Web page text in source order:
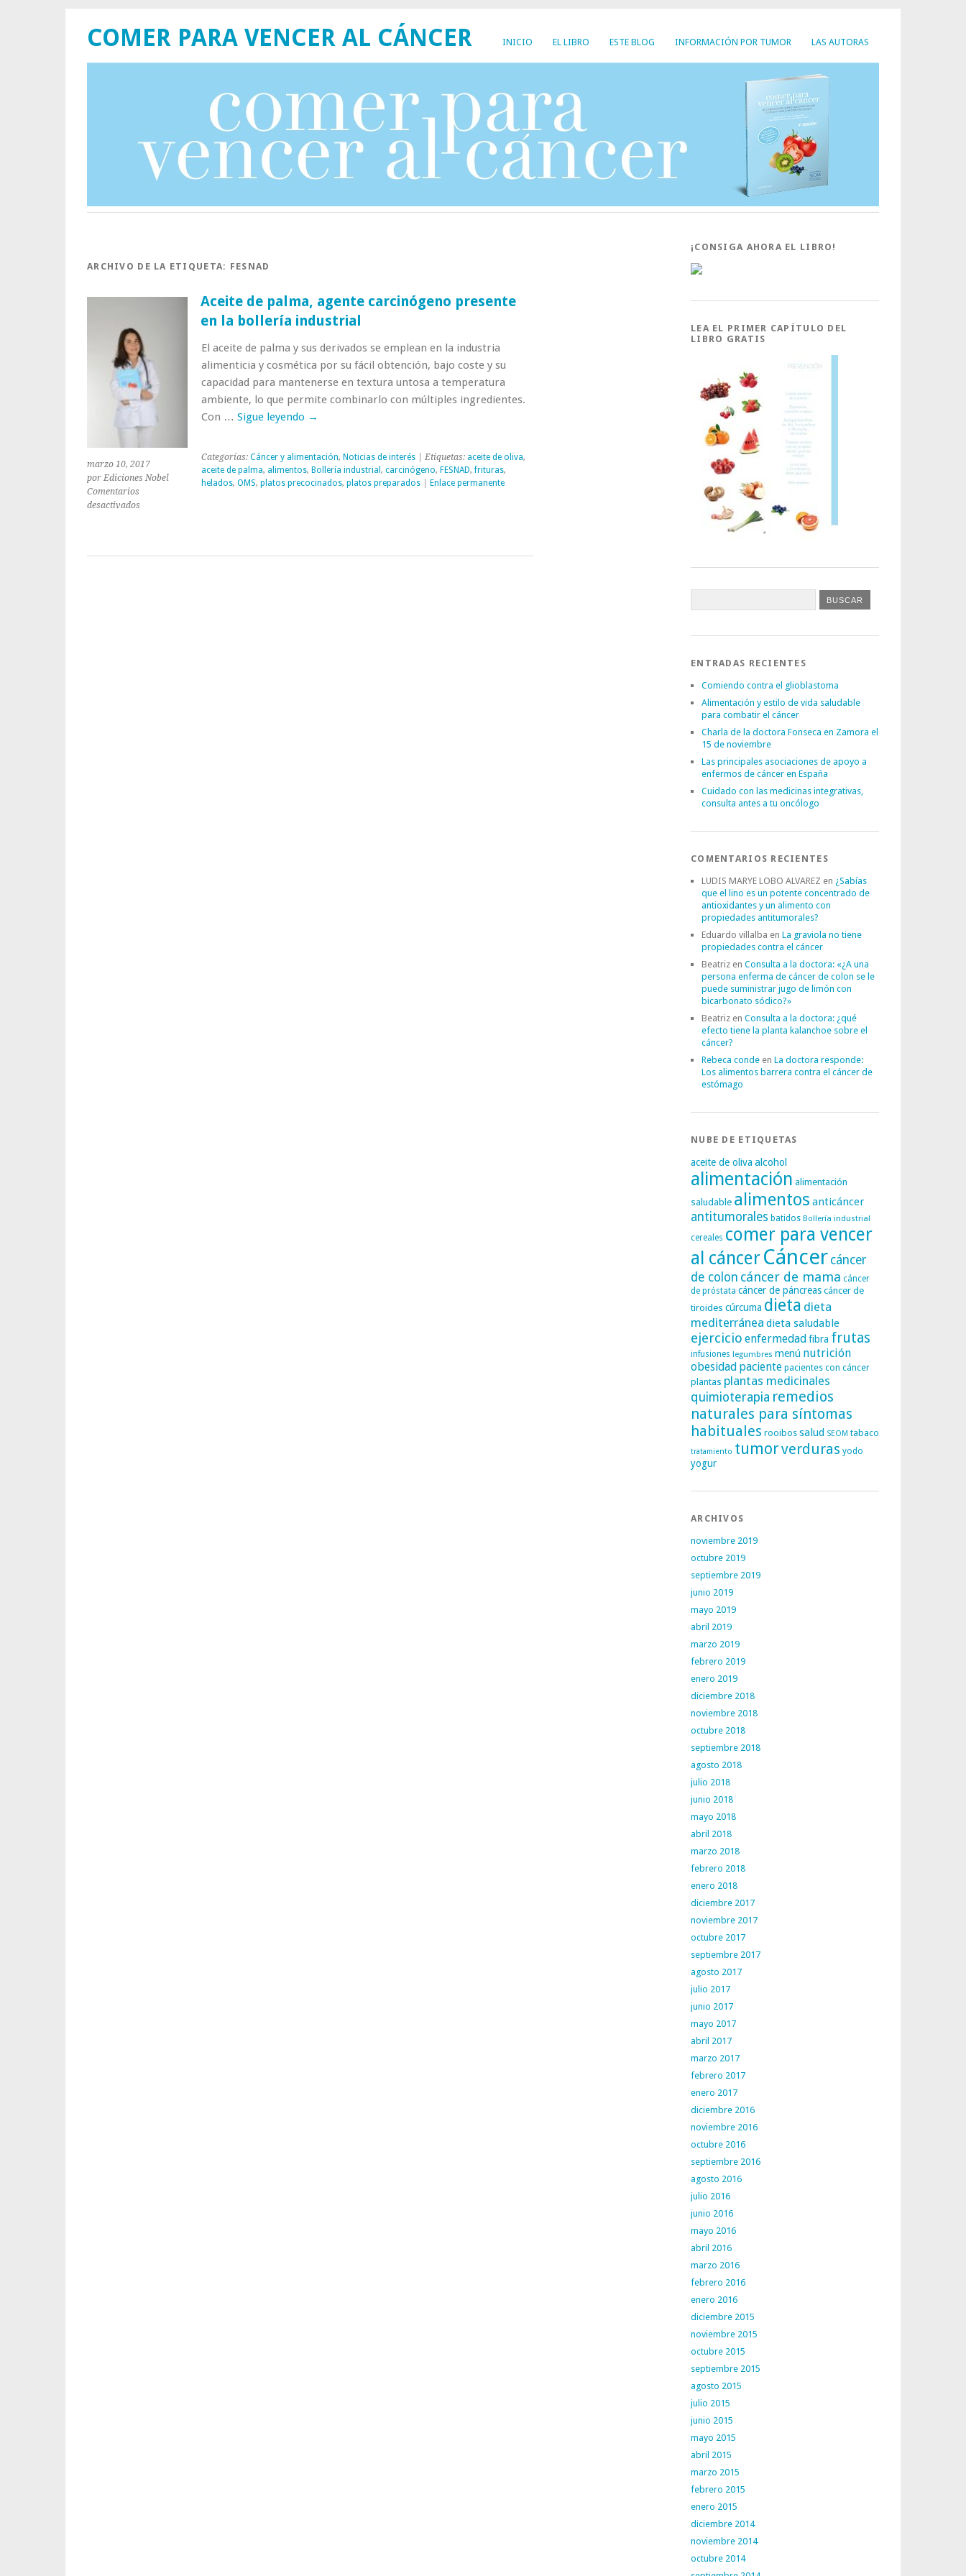
INICIO EL LIBRO ESTE BLOG INFORMACIÓN POR TUMOR LAS AUTORAS
COMER PARA VENCER AL CÁNCER
ARCHIVO DE LA ETIQUETA: FESNAD
marzo 10, 2017
por Ediciones Nobel
Comentarios
desactivadosen
agente
Aceite de palma, agente carcinógeno presente
en la bollería industrial
El aceite de palma y sus derivados se emplean en la industria
alimenticia y cosmética por su fácil obtención, bajo coste y su
capacidad para mantenerse en textura untosa a temperatura
ambiente, lo que permite combinarlo con múltiples ingredientes.
Con … Sigue leyendo →
Categorías: Cáncer y alimentación, Noticias de interés| Etiquetas: aceite de oliva,
aceite de palma, alimentos, Bollería industrial , carcinógeno, FESNAD,frituras,
helados, OMS, platos precocinados, platos preparados| Enlace permanente
¡CONSIGA AHORA EL LIBRO!
LEA EL PRIMER CAPÍTULO DEL
LIBRO GRATIS
ENTRADAS RECIENTES
Comiendo contra el glioblastoma
Alimentación y estilo de vida saludable
para combatir el cáncer
Charla de la doctora Fonseca en Zamora el
15 de noviembre
Las principales asociaciones de apoyo a
enfermos de cáncer en España
Cuidado con las medicinas integrativas,
consulta antes a tu oncólogo
COMENTARIOS RECIENTES
LUDIS MARYE LOBO ALVAREZ en ¿Sabías
que el lino es un potente concentrado de
antioxidantes y un alimento con
propiedades antitumorales?
Eduardo villalba en La graviola no tiene
propiedades contra el cáncer
Beatriz en Consulta a la doctora: «¿A una
persona enferma de cáncer de colon se le
puede suministrar jugo de limón con
bicarbonato sódico?»
Beatriz en Consulta a la doctora: ¿qué
efecto tiene la planta kalanchoe sobre el
cáncer?
Rebeca conde en La doctora responde:
Los alimentos barrera contra el cáncer de
estómago
NUBE DE ETIQUETAS
aceite de oliva alcohol
alimentación alimentación
saludable alimentos anticáncer
antitumorales batidos Bollería industrial
cereales comer para vencer
al cáncerCáncer cáncer
de colon cáncer de mama cáncer
de próstata cáncer de páncreascáncer de
tiroides cúrcuma dieta dieta
mediterránea dieta saludable
ejercicio enfermedadfibra frutas
infusiones legumbres menú nutrición
obesidad paciente pacientes con cáncer
plantas plantas medicinales
quimioterapia remedios
naturales para síntomas
habituales rooibos salud SEOM tabaco
tratamiento tumorverduras yodo
yogur
ARCHIVOS
noviembre 2019
octubre 2019
septiembre 2019
junio 2019
mayo 2019
abril 2019
marzo 2019
febrero 2019
enero 2019
diciembre 2018
noviembre 2018
octubre 2018
septiembre 2018
agosto 2018
julio 2018
junio 2018
mayo 2018
abril 2018
marzo 2018
febrero 2018
enero 2018
diciembre 2017
noviembre 2017
octubre 2017
septiembre 2017
agosto 2017
julio 2017
junio 2017
mayo 2017
abril 2017
marzo 2017
febrero 2017
enero 2017
diciembre 2016
noviembre 2016
octubre 2016
septiembre 2016
agosto 2016
julio 2016
junio 2016
mayo 2016
abril 2016
marzo 2016
febrero 2016
enero 2016
diciembre 2015
noviembre 2015
octubre 2015
septiembre 2015
agosto 2015
julio 2015
junio 2015
mayo 2015
abril 2015
marzo 2015
febrero 2015
enero 2015
diciembre 2014
noviembre 2014
octubre 2014